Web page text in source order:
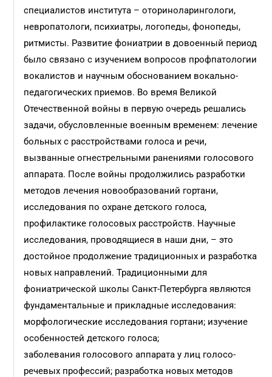
специалистов института – оториноларингологи,
невропатологи, психиатры, логопеды, фонопеды,
ритмисты. Развитие фониатрии в довоенный период
было связано с изучением вопросов профпатологии
вокалистов и научным обоснованием вокально-
педагогических приемов. Во время Великой
Отечественной войны в первую очередь решались
задачи, обусловленные военным временем: лечение
больных с расстройствами голоса и речи,
вызванные огнестрельными ранениями голосового
аппарата. После войны продолжились разработки
методов лечения новообразований гортани,
исследования по охране детского голоса,
профилактике голосовых расстройств. Научные
исследования, проводящиеся в наши дни, – это
достойное продолжение традиционных и разработка
новых направлений. Традиционными для
фониатрической школы Санкт-Петербурга являются
фундаментальные и прикладные исследования:
морфологические исследования гортани; изучение
особенностей детского голоса;
заболевания голосового аппарата у лиц голосо-
речевых профессий; разработка новых методов